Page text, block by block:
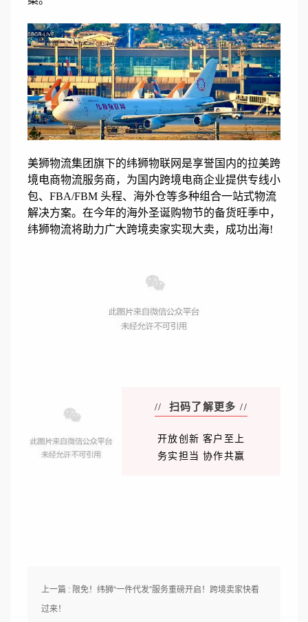
美狮物流集团旗下的纬狮物联网是享誉国内的拉美跨
境电商物流服务商，为国内跨境电商企业提供专线小
包、FBA/FBM 头程、海外仓等多种组合一站式物流
解决方案。在今年的海外圣诞购物节的备货旺季中，
纬狮物流将助力广大跨境卖家实现大卖，成功出海!
// 扫码了解更多 //
开放创新 客户至上
务实担当 协作共赢
上一篇 : 限免！纬狮“一件代发”服务重磅开启！跨境卖家快看
过来！